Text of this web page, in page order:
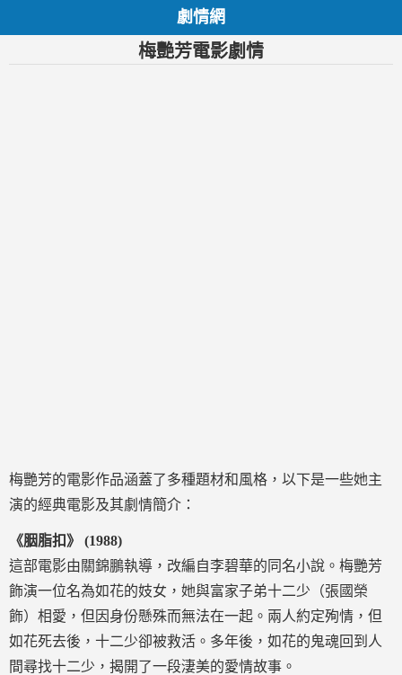
劇情網
梅艷芳電影劇情
梅艷芳的電影作品涵蓋了多種題材和風格，以下是一些她主
演的經典電影及其劇情簡介：
《胭脂扣》 (1988)
這部電影由關錦鵬執導，改編自李碧華的同名小說。梅艷芳
飾演一位名為如花的妓女，她與富家子弟十二少（張國榮
飾）相愛，但因身份懸殊而無法在一起。兩人約定殉情，但
如花死去後，十二少卻被救活。多年後，如花的鬼魂回到人
間尋找十二少，揭開了一段淒美的愛情故事。